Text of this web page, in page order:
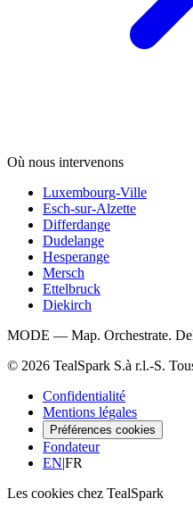
Où nous intervenons
Luxembourg-Ville
Esch-sur-Alzette
Differdange
Dudelange
Hesperange
Mersch
Ettelbruck
Diekirch
MODE — Map. Orchestrate.
© 2026 TealSpark S.à r.l.-S.
Confidentialité
Mentions légales
Préférences cookies
Fondateur
EN|FR
Les cookies chez TealSpark